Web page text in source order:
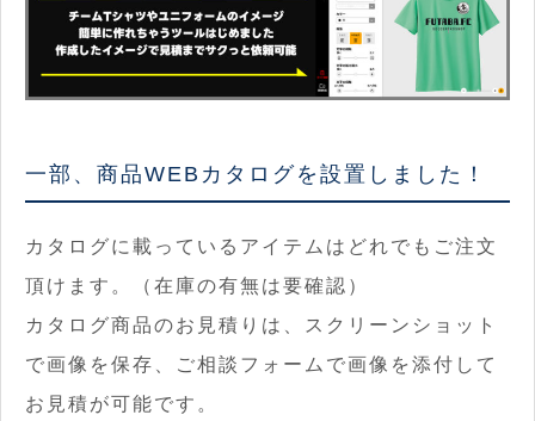
一部、商品WEBカタログを設置しました！
カタログに載っているアイテムはどれでもご注文
頂けます。（在庫の有無は要確認）
カタログ商品のお見積りは、スクリーンショット
で画像を保存、ご相談フォームで画像を添付して
お見積が可能です。